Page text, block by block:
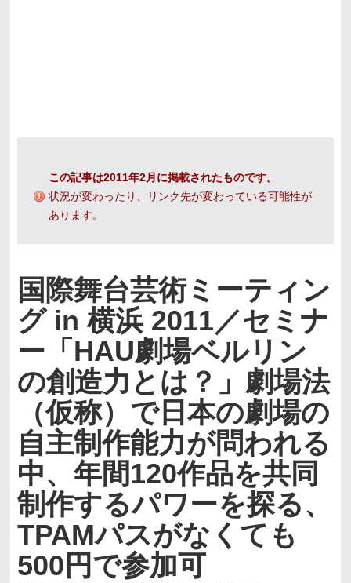
この記事は2011年2月に掲載されたものです。
状況が変わったり、リンク先が変わっている可能性が
あります。
国際舞台芸術ミーティン
グ in 横浜 2011／セミナ
ー「HAU劇場ベルリン
の創造力とは？」劇場法
（仮称）で日本の劇場の
自主制作能力が問われる
中、年間120作品を共同
制作するパワーを探る、
TPAMパスがなくても
500円で参加可